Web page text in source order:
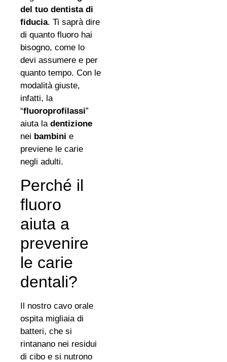
del tuo dentista di
fiducia. Ti saprà dire
di quanto fluoro hai
bisogno, come lo
devi assumere e per
quanto tempo. Con le
modalità giuste,
infatti, la
“fluoroprofilassi”
aiuta la dentizione
nei bambini e
previene le carie
negli adulti.
Perché il
fluoro
aiuta a
prevenire
le carie
dentali?
Il nostro cavo orale
ospita migliaia di
batteri, che si
rintanano nei residui
di cibo e si nutrono